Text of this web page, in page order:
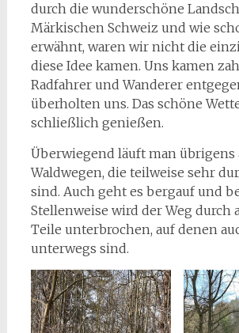
durch die wunderschöne
Märkischen Schweiz und wie
erwähnt, waren wir nicht die
diese Idee kamen. Uns kamen
Radfahrer und Wanderer
überholten uns. Das schöne
schließlich genießen.
Überwiegend läuft man übrigens
Waldwegen, die teilweise sehr
sind. Auch geht es bergauf und
Stellenweise wird der Weg durch
Teile unterbrochen, auf denen
unterwegs sind.